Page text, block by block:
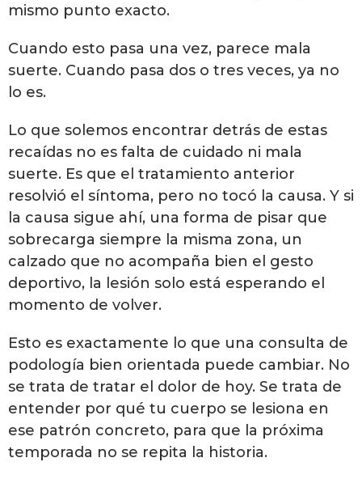
mismo punto exacto.
Cuando esto pasa una vez, parece mala
suerte. Cuando pasa dos o tres veces, ya no
lo es.
Lo que solemos encontrar detrás de estas
recaídas no es falta de cuidado ni mala
suerte. Es que el tratamiento anterior
resolvió el síntoma, pero no tocó la causa. Y si
la causa sigue ahí, una forma de pisar que
sobrecarga siempre la misma zona, un
calzado que no acompaña bien el gesto
deportivo, la lesión solo está esperando el
momento de volver.
Esto es exactamente lo que una consulta de
podología bien orientada puede cambiar. No
se trata de tratar el dolor de hoy. Se trata de
entender por qué tu cuerpo se lesiona en
ese patrón concreto, para que la próxima
temporada no se repita la historia.